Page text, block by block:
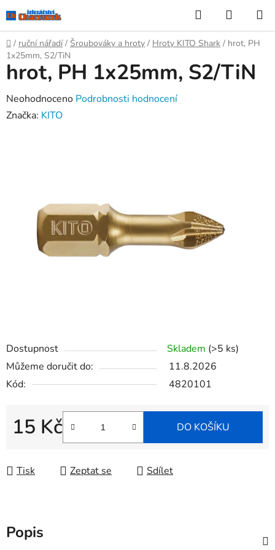
na
obsah
Hledat
KOŠÍK
Domů
/ ruční nářadí / Šroubováky a hroty / Hroty KITO Shark / hrot, PH
1x25mm, S2/TiN
Dostupnost Skladem (>5 ks)
Můžeme doručit do:
11.8.2026
Kód:
4820101
15 Kč
Měrná cena:
DO KOŠÍKU
Tisk Zeptat se Sdílet
hrot, PH 1x25mm, S2/TiN
Průměrné
hodnocení
hvězdiček.
Neohodnoceno Podrobnosti hodnocení
Značka: KITO
Popis